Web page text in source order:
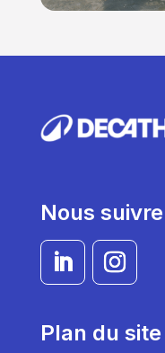
Nous suivre
Plan du site